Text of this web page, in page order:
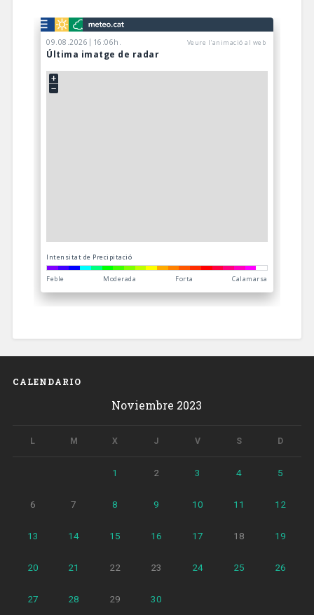
CALENDARIO
Noviembre 2023
L M X J V S D
1 2 3 4 5
6 7 8 9 10 11 12
13 14 15 16 17 18 19
20 21 22 23 24 25 26
27 28 29 30